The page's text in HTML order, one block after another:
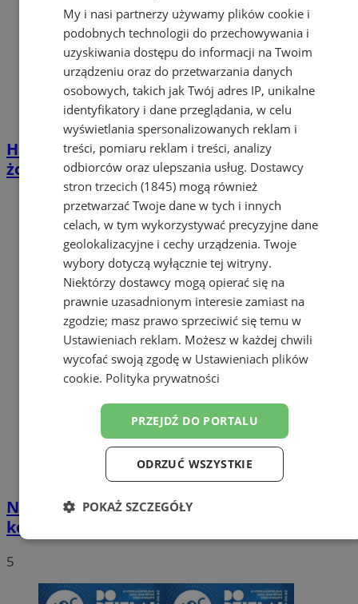
Harmonogram lutowych wydarzeń i zajęć w
żorskiej bibliotece
Noworoczne wydarzenia w MOK Żory –
koncerty, kino i spotkania z grami!
5
My i nasi partnerzy używamy plików cookie i
podobnych technologii do przechowywania i
uzyskiwania dostępu do informacji na Twoim
urządzeniu oraz do przetwarzania danych
osobowych, takich jak Twój adres IP, unikalne
identyfikatory i dane przeglądania, w celu
wyświetlania spersonalizowanych reklam i
treści, pomiaru reklam i treści, analizy
odbiorców oraz ulepszania usług. Dostawcy
stron trzecich (1845) mogą również
przetwarzać Twoje dane w tych i innych
celach, w tym wykorzystywać precyzyjne dane
geolokalizacyjne i cechy urządzenia. Twoje
wybory dotyczą wyłącznie tej witryny.
Niektórzy dostawcy mogą opierać się na
prawnie uzasadnionym interesie zamiast na
zgodzie; masz prawo sprzeciwić się temu w
Ustawieniach reklam. Możesz w każdej chwili
wycofać swoją zgodę w Ustawieniach plików
cookie. Polityka prywatności
PRZEJDŹ DO PORTALU
ODRZUĆ WSZYSTKIE
POKAŻ SZCZEGÓŁY
Niezbędne Wydajność Targetowanie